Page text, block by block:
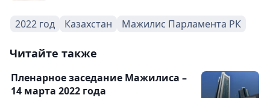
2022 год Казахстан Мажилис Парламента РК
Читайте также
Пленарное заседание Мажилиса –
14 марта 2022 года